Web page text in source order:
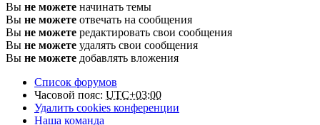
Вы не можете начинать темы
Вы не можете отвечать на сообщения
Вы не можете редактировать свои сообщения
Вы не можете удалять свои сообщения
Вы не можете добавлять вложения
Список форумов
Часовой пояс: UTC+03:00
Удалить cookies конференции
Наша команда